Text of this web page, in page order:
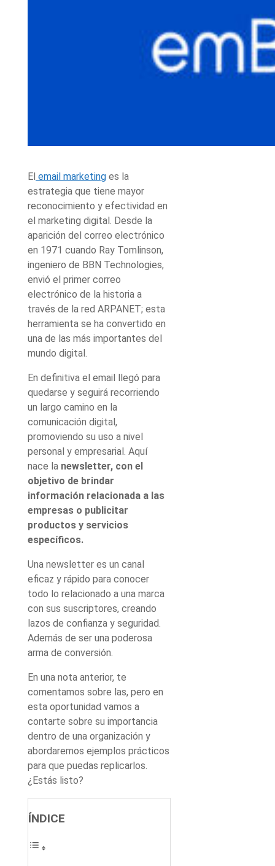
El email marketing es la
estrategia que tiene mayor
reconocimiento y efectividad en
el marketing digital. Desde la
aparición del correo electrónico
en 1971 cuando Ray Tomlinson,
ingeniero de BBN Technologies,
envió el primer correo
electrónico de la historia a
través de la red ARPANET; esta
herramienta se ha convertido en
una de las más importantes del
mundo digital.
En definitiva el email llegó para
quedarse y seguirá recorriendo
un largo camino en la
comunicación digital,
promoviendo su uso a nivel
personal y empresarial. Aquí
nace la newsletter, con el
objetivo de brindar
información relacionada a las
empresas o publicitar
productos y servicios
específicos.
Una newsletter es un canal
eficaz y rápido para conocer
todo lo relacionado a una marca
con sus suscriptores, creando
lazos de confianza y seguridad.
Además de ser una poderosa
arma de conversión.
En una nota anterior, te
comentamos sobre las, pero en
esta oportunidad vamos a
contarte sobre su importancia
dentro de una organización y
abordaremos ejemplos prácticos
para que puedas replicarlos.
¿Estás listo?
ÍNDICE